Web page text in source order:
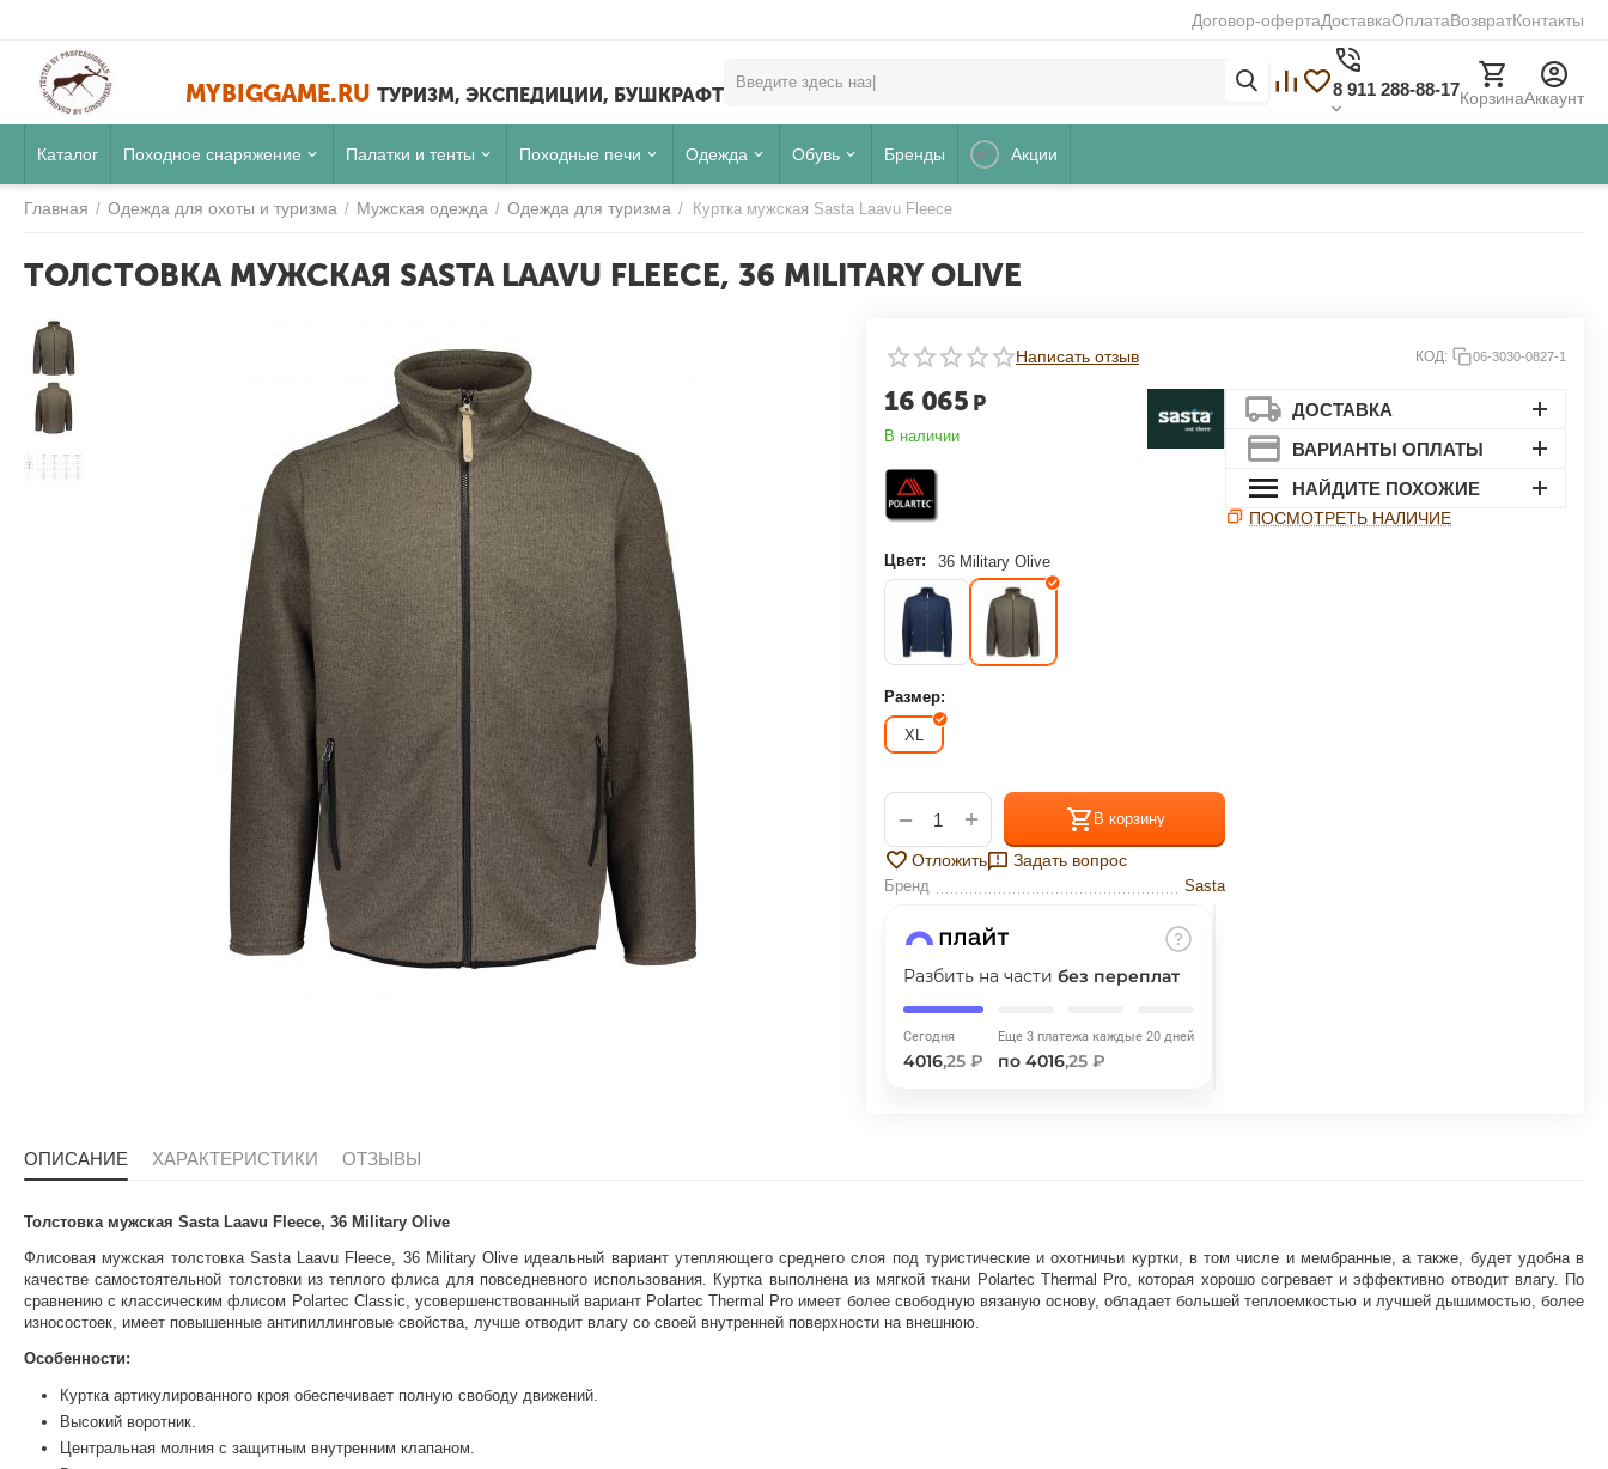
Договор-офертаДоставкаОплатаВозвратКонтакты
MYBIGGAME.RU ТУРИЗМ, ЭКСПЕДИЦИИ, БУШКРАФТ 8 911 288-88-17КорзинаАккаунт
Каталог Походное снаряжение Палатки и тенты Походные печи Одежда Обувь Бренды Акции
Главная / Одежда для охоты и туризма / Мужская одежда / Одежда для туризма / Куртка мужская Sasta Laavu Fleece
ТОЛСТОВКА МУЖСКАЯ SASTA LAAVU FLEECE, 36 MILITARY OLIVE
Написать отзыв КОД: 06-3030-0827-1
16 065 Р
В наличии
Цвет: 36 Military Olive
Размер:
XL
+
− В корзину
Отложить Задать вопрос
Бренд Sasta
ДОСТАВКА
ВАРИАНТЫ ОПЛАТЫ
НАЙДИТЕ ПОХОЖИЕ
ПОСМОТРЕТЬ НАЛИЧИЕ
Разбить на части без переплат
Сегодня
4016,25 ₽
Еще 3 платежа каждые 20 дней
по 4016,25 ₽
РАЗБЕЙТЕ
НА ЧАСТИ
ГРАФИК ПЛАТЕЖЕЙ
Сегодня
25%
Добавляйте товары
Оплачивайте сегодня только
25 % картой любого банка
выбранный способом
Подробнееоб оплате Плайтом
ОПИСАНИЕ ХАРАКТЕРИСТИКИ ОТЗЫВЫ
Толстовка мужская Sasta Laavu Fleece, 36 Military Olive
Флисовая мужская толстовка Sasta Laavu Fleece, 36 Military Olive идеальный вариант утепляющего среднего слоя под туристические и охотничьи куртки, в том числе и мембранные, а также, будет удобна в
качестве самостоятельной толстовки из теплого флиса для повседневного использования. Куртка выполнена из мягкой ткани Polartec Thermal Pro, которая хорошо согревает и эффективно отводит влагу. По
сравнению с классическим флисом Polartec Classic, усовершенствованный вариант Polartec Thermal Pro имеет более свободную вязаную основу, обладает большей теплоемкостью и лучшей дышимостью, более
износостоек, имеет повышенные антипиллинговые свойства, лучше отводит влагу со своей внутренней поверхности на внешнюю.
Особенности:
Куртка артикулированного кроя обеспечивает полную свободу движений.
Высокий воротник.
Центральная молния с защитным внутренним клапаном.